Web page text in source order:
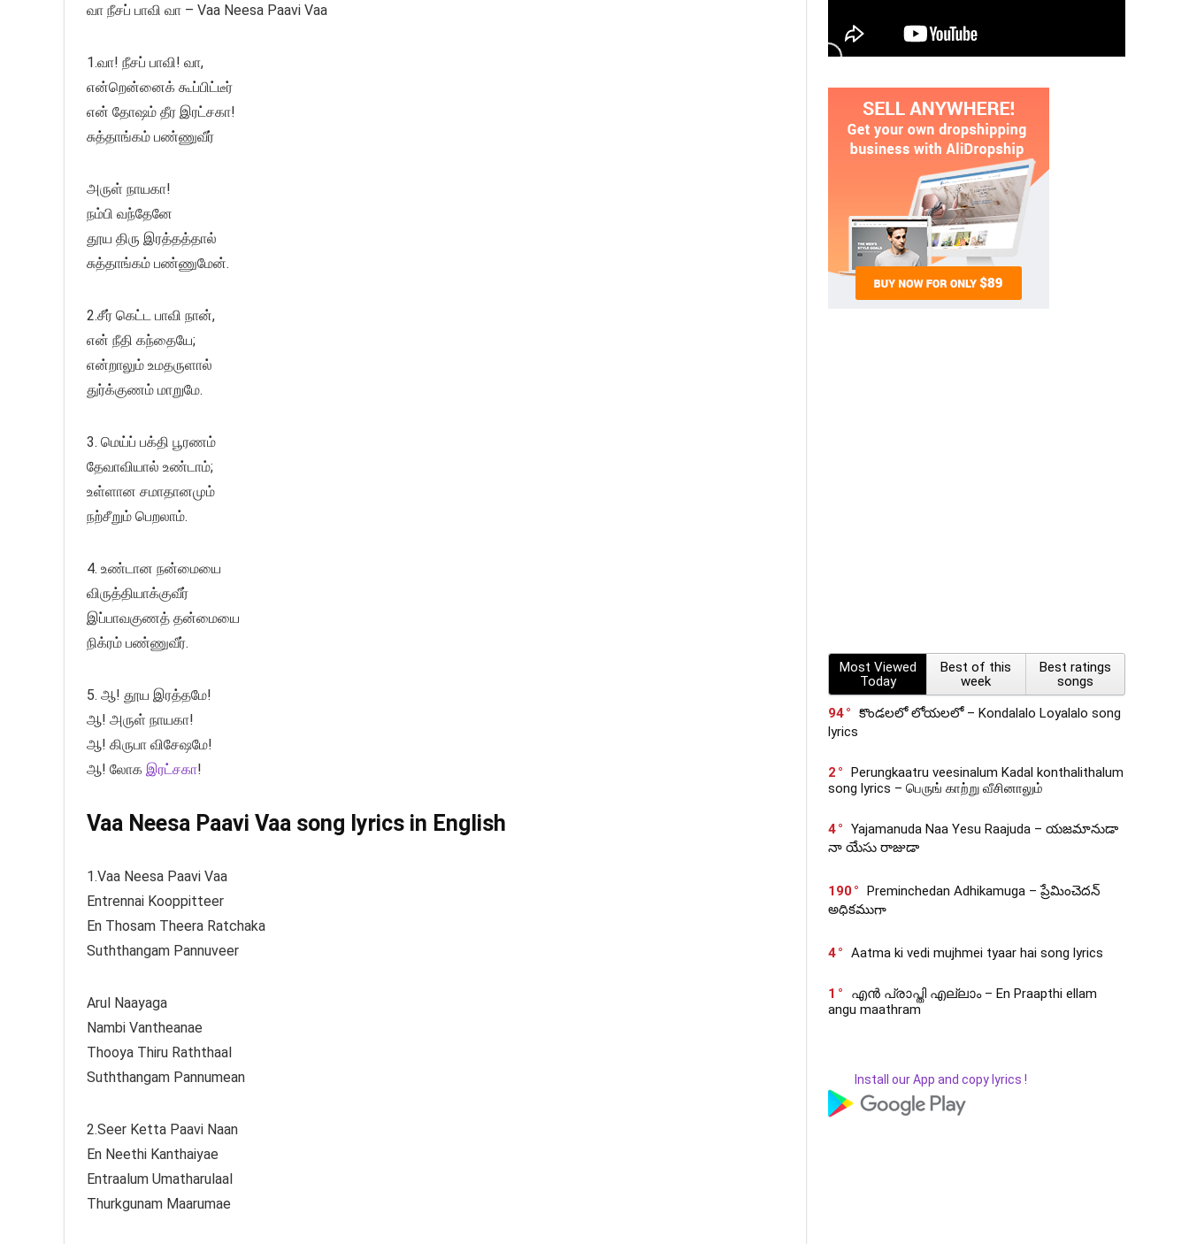
வா நீசப் பாவி வா – Vaa Neesa Paavi Vaa
1.வா! நீசப் பாவி! வா,
என்றென்னைக் கூப்பிட்டீர்
என் தோஷம் தீர இரட்சகா!
சுத்தாங்கம் பண்ணுவீர்
அருள் நாயகா!
நம்பி வந்தேனே
தூய திரு இரத்தத்தால்
சுத்தாங்கம் பண்ணுமேன்.
2.சீர் கெட்ட பாவி நான்,
என் நீதி கந்தையே;
என்றாலும் உமதருளால்
துர்க்குணம் மாறுமே.
3. மெய்ப் பக்தி பூரணம்
தேவாவியால் உண்டாம்;
உள்ளான சமாதானமும்
நற்சீறும் பெறலாம்.
4. உண்டான நன்மையை
விருத்தியாக்குவீர்
இப்பாவகுணத் தன்மையை
நிக்ரம் பண்ணுவீர்.
5. ஆ! தூய இரத்தமே!
ஆ! அருள் நாயகா!
ஆ! கிருபா விசேஷமே!
ஆ! லோக இரட்சகா!
Vaa Neesa Paavi Vaa song lyrics in English
1.Vaa Neesa Paavi Vaa
Entrennai Kooppitteer
En Thosam Theera Ratchaka
Suththangam Pannuveer
Arul Naayaga
Nambi Vantheanae
Thooya Thiru Raththaal
Suththangam Pannumean
2.Seer Ketta Paavi Naan
En Neethi Kanthaiyae
Entraalum Umatharulaal
Thurkgunam Maarumae
Most Viewed
Today
Best of this
week
Best ratings
songs
94
కొండలలో లోయలలో – Kondalalo Loyalalo song
lyrics
2
Perungkaatru veesinalum Kadal konthalithalum
song lyrics – பெருங் காற்று வீசினாலும்
4
Yajamanuda Naa Yesu Raajuda – యజమానుడా
నా యేసు రాజుడా
190
Preminchedan Adhikamuga – ప్రేమించెదన్
అధికముగా
4 Aatma ki vedi mujhmei tyaar hai song lyrics
1
എൻ പ്രാപ്തി എല്ലാം – En Praapthi ellam
angu maathram
Install our App and copy lyrics !